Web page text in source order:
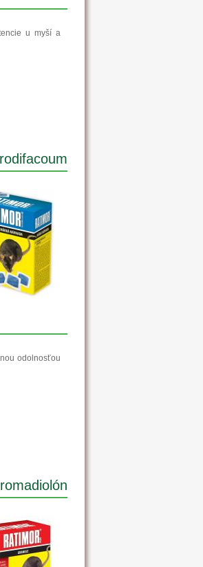
u myší a
odolnosťou